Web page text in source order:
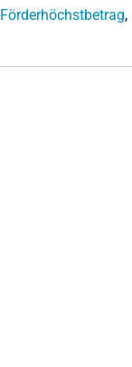
Förderhöchstbetrag,